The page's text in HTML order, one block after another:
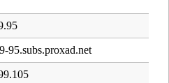
95.subs.proxad.net